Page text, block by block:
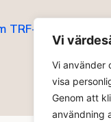
Vi
Vi använder
visa
Genom att
användning
TRF-kort